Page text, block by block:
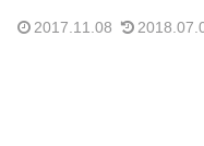
2017.11.08